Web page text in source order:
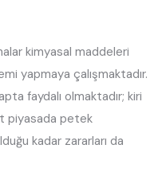
kimyasal maddeleri
yapmaya çalışmaktadır.
faydalı olmaktadır; kiri
piyasada petek
kadar zararları da